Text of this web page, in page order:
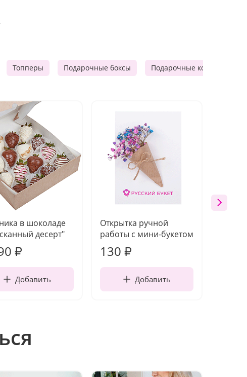
Топперы Подарочные боксы Подарочные корзины
в шоколаде
десерт"
₽
Добавить
Открытка ручной
работы с мини-букетом
130 ₽
Добавить